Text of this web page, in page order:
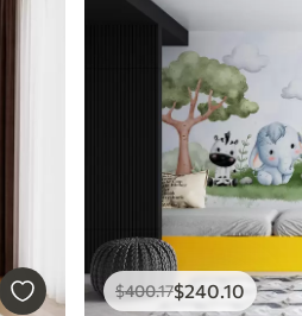
$400.17$240.10